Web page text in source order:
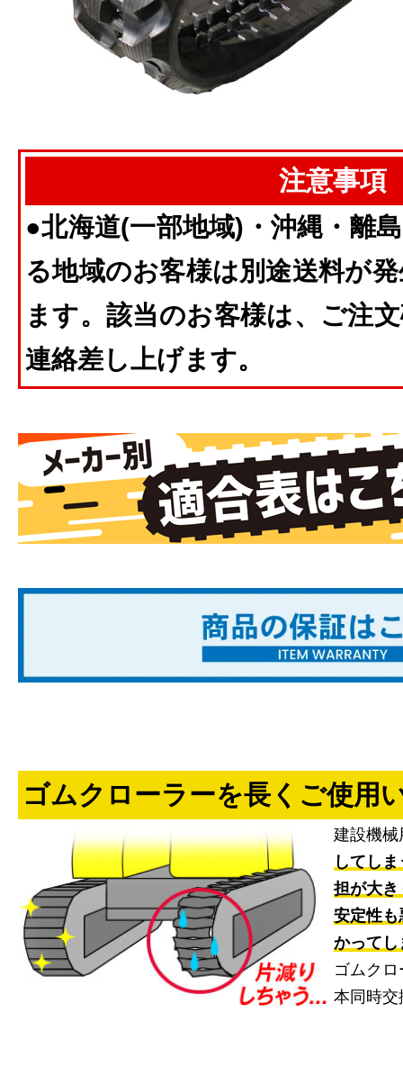
注意事項
●北海道(一部地域)・沖縄・離
る地域のお客様は別途送料が
ます。該当のお客様は、ご注
連絡差し上げます。
ゴムクローラーを長くご使用
建設機械
してし
担が大き
安定性も
かってし
ゴムク
本同時交